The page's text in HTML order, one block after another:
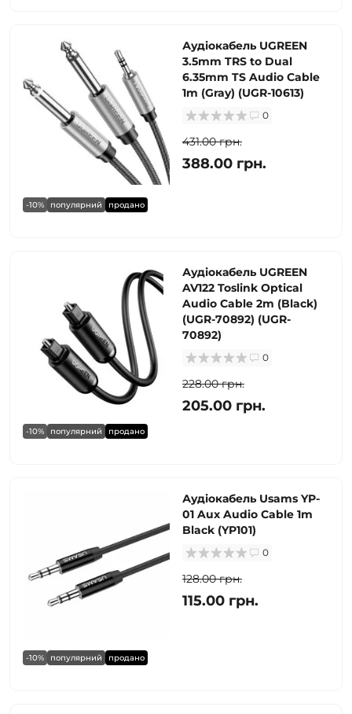
-10% популярний продано
Аудіокабель UGREEN
3.5mm TRS to Dual
6.35mm TS Audio Cable
1m (Gray) (UGR-10613)
0
431.00 грн.
388.00 грн.
-10% популярний продано
Аудіокабель UGREEN
AV122 Toslink Optical
Audio Cable 2m (Black)
(UGR-70892) (UGR-
70892)
0
228.00 грн.
205.00 грн.
-10% популярний продано
Аудіокабель Usams YP-
01 Aux Audio Cable 1m
Black (YP101)
0
128.00 грн.
115.00 грн.